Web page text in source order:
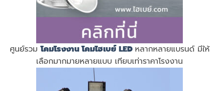
ศูนย์รวมโคมโรงงาน โคมไฮเบย์ LED หลากหลายแบรนด์ มีให้
เลือกมากมายหลายแบบ เทียบเท่าราคาโรงงาน